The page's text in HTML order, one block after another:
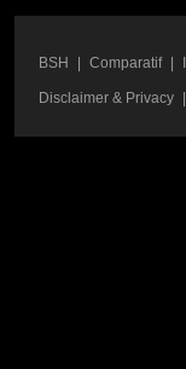
BSH Comparatif
Disclaimer & Privacy